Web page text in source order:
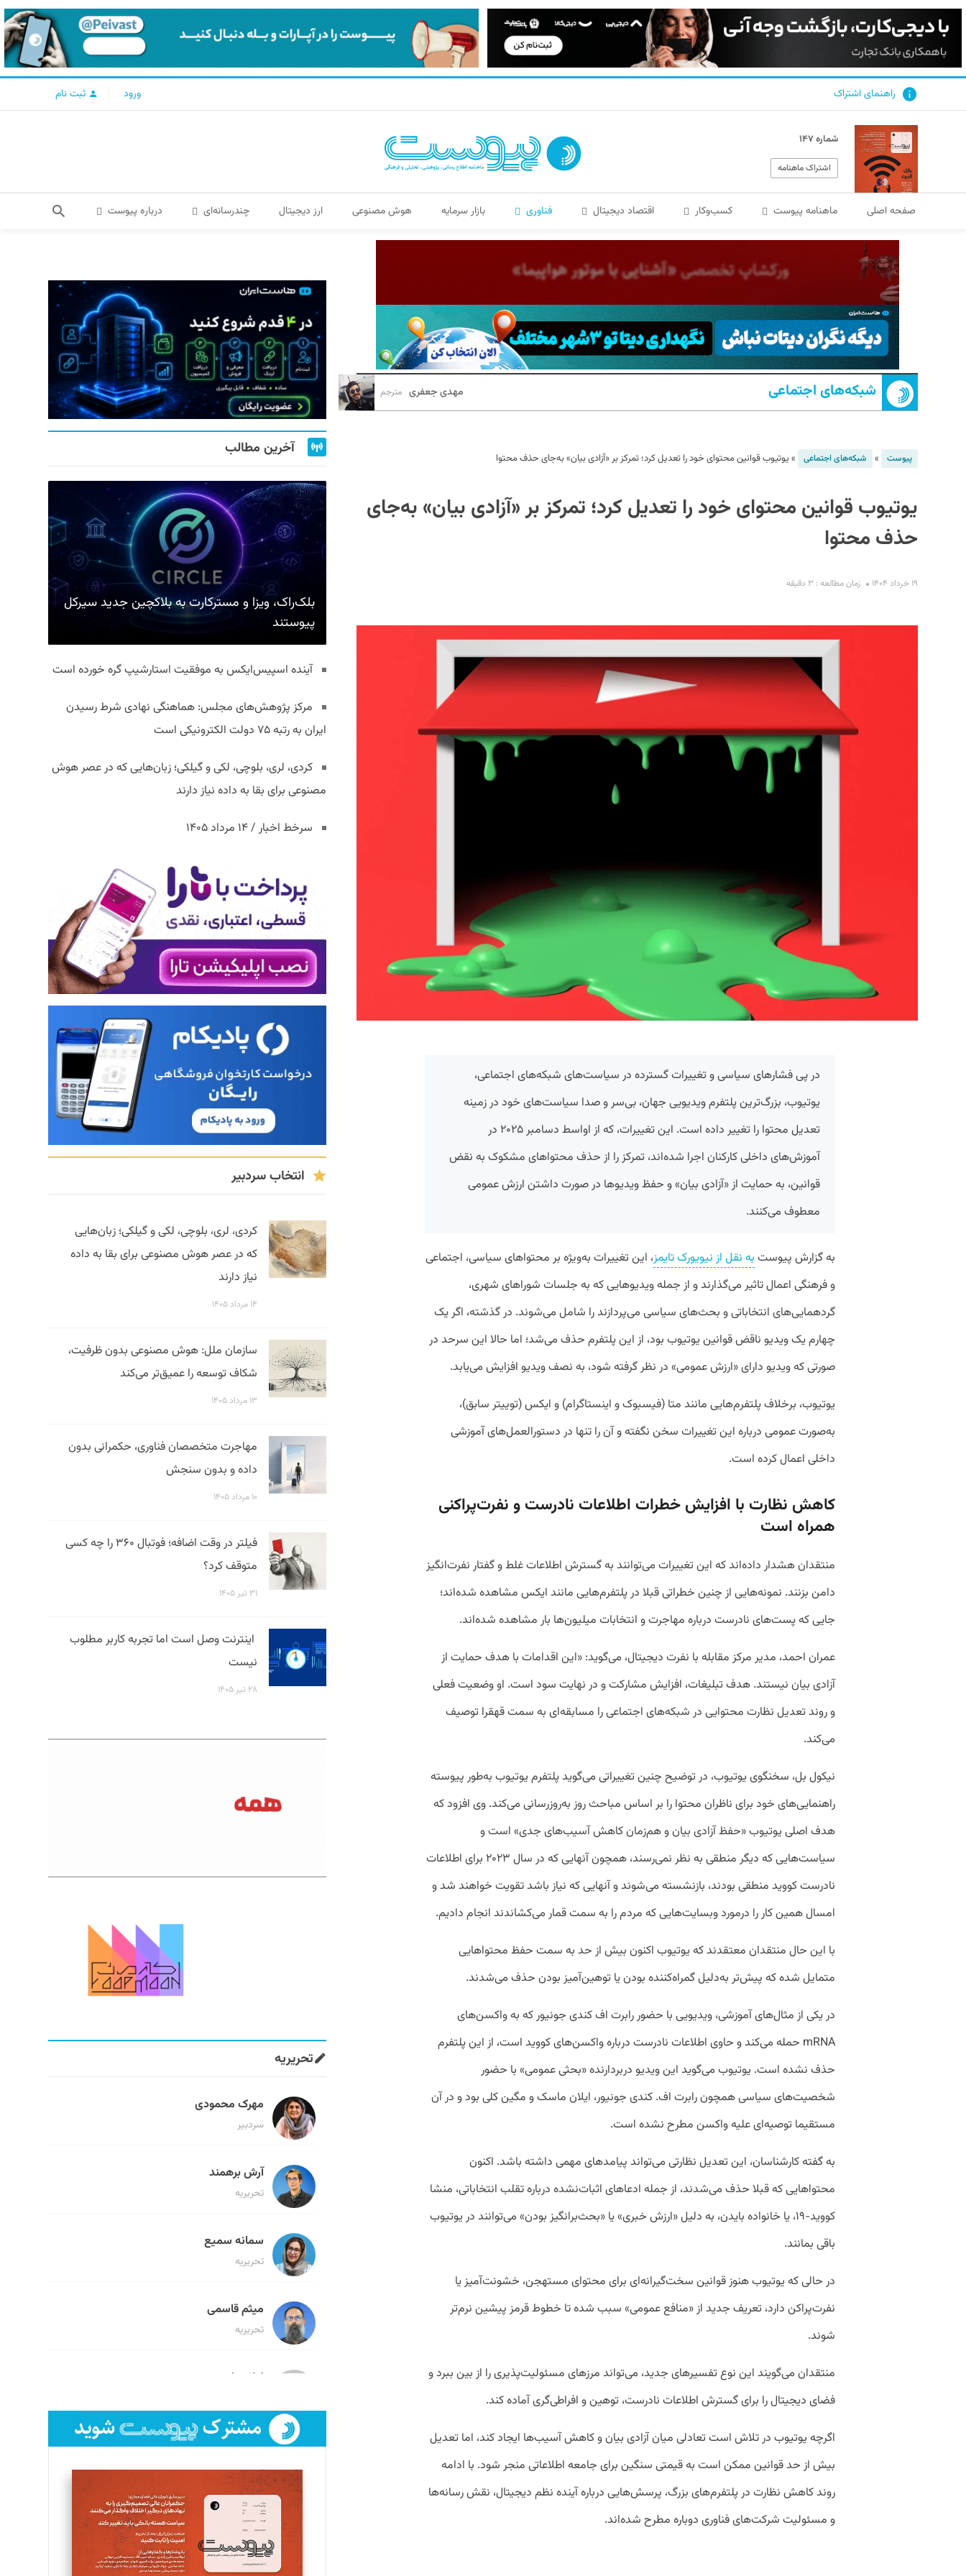
راهنمای اشتراک ورود ثبت نام
شماره ۱۴۷
اشتراک ماهنامه
صفحه اصلی ماهنامه پیوست کسب‌و‌کار اقتصاد دیجیتال فناوری بازار سرمایه هوش مصنوعی ارز دیجیتال چندرسانه‌ای درباره پیوست
شبکه‌های اجتماعی مهدی جعفری مترجم
پیوست » شبکه‌های اجتماعی » یوتیوب قوانین محتوای خود را تعدیل کرد؛ تمرکز بر «آزادی بیان» به‌جای حذف محتوا
یوتیوب قوانین محتوای خود را تعدیل کرد؛ تمرکز بر «آزادی بیان» به‌جای
حذف محتوا
۱۹ خرداد ۱۴۰۴ زمان مطالعه : ۳ دقیقه
در پی فشارهای سیاسی و تغییرات گسترده در سیاست‌های شبکه‌های اجتماعی،
یوتیوب، بزرگ‌ترین پلتفرم ویدیویی جهان، بی‌سر و صدا سیاست‌های خود در زمینه
تعدیل محتوا را تغییر داده است. این تغییرات، که از اواسط دسامبر ۲۰۲۵ در
آموزش‌های داخلی کارکنان اجرا شده‌اند، تمرکز را از حذف محتواهای مشکوک به نقض
قوانین، به حمایت از «آزادی بیان» و حفظ ویدیوها در صورت داشتن ارزش عمومی
معطوف می‌کنند.
به گزارش پیوست به نقل از نیویورک تایمز، این تغییرات به‌ویژه بر محتواهای سیاسی، اجتماعی
و فرهنگی اعمال تاثیر می‌گذارند و از جمله ویدیوهایی که به جلسات شوراهای شهری،
گردهمایی‌های انتخاباتی و بحث‌های سیاسی می‌پردازند را شامل می‌شوند. در گذشته، اگر یک
چهارم یک ویدیو ناقض قوانین یوتیوب بود، از این پلتفرم حذف می‌شد؛ اما حالا این سرحد در
صورتی که ویدیو دارای «ارزش عمومی» در نظر گرفته شود، به نصف ویدیو افزایش می‌یابد.
یوتیوب، برخلاف پلتفرم‌هایی مانند متا (فیسبوک و اینستاگرام) و ایکس (توییتر سابق)،
به‌صورت عمومی درباره این تغییرات سخن نگفته و آن را تنها در دستورالعمل‌های آموزشی
داخلی اعمال کرده است.
کاهش نظارت با افزایش خطرات اطلاعات نادرست و نفرت‌پراکنی
همراه است
منتقدان هشدار داده‌اند که این تغییرات می‌توانند به گسترش اطلاعات غلط و گفتار نفرت‌انگیز
دامن بزنند. نمونه‌هایی از چنین خطراتی قبلا در پلتفرم‌هایی مانند ایکس مشاهده شده‌اند؛
جایی که پست‌های نادرست درباره مهاجرت و انتخابات میلیون‌ها بار مشاهده شده‌اند.
عمران احمد، مدیر مرکز مقابله با نفرت دیجیتال، می‌گوید: «این اقدامات با هدف حمایت از
آزادی بیان نیستند. هدف تبلیغات، افزایش مشارکت و در نهایت سود است. او وضعیت فعلی
و روند تعدیل نظارت محتوایی در شبکه‌های اجتماعی را مسابقه‌ای به سمت قهقرا توصیف
می‌کند.
نیکول بل، سخنگوی یوتیوب، در توضیح چنین تغییراتی می‌گوید پلتفرم یوتیوب به‌طور پیوسته
راهنمایی‌های خود برای ناظران محتوا را بر اساس مباحث روز به‌روزرسانی می‌کند. وی افزود که
هدف اصلی یوتیوب «حفظ آزادی بیان و هم‌زمان کاهش آسیب‌های جدی» است و
سیاست‌هایی که دیگر منطقی به نظر نمی‌رسند، همچون آنهایی که در سال ۲۰۲۳ برای اطلاعات
نادرست کووید منطقی بودند، بازنشسته می‌شوند و آنهایی که نیاز باشد تقویت خواهند شد و
امسال همین کار را درمورد وبسایت‌هایی که مردم را به سمت قمار می‌کشاندند انجام دادیم.
با این حال منتقدان معتقدند که یوتیوب اکنون بیش از حد به سمت حفظ محتواهایی
متمایل شده که پیش‌تر به‌دلیل گمراه‌کننده بودن یا توهین‌آمیز بودن حذف می‌شدند.
در یکی از مثال‌های آموزشی، ویدیویی با حضور رابرت اف‌ کندی جونیور که به واکسن‌های
mRNA حمله می‌کند و حاوی اطلاعات نادرست درباره واکسن‌های کووید است، از این پلتفرم
حذف نشده است. یوتیوب می‌گوید این ویدیو دربردارنده «بحثی عمومی» با حضور
شخصیت‌های سیاسی همچون رابرت اف. کندی جونیور، ایلان ماسک و مگین کلی بود و در آن
مستقیما توصیه‌ای علیه واکسن مطرح نشده است.
به گفته کارشناسان، این تعدیل نظارتی می‌تواند پیامدهای مهمی داشته باشد. اکنون
محتواهایی که قبلا حذف می‌شدند، از جمله ادعاهای اثبات‌نشده درباره تقلب انتخاباتی، منشا
کووید-۱۹، یا خانواده بایدن، به دلیل «ارزش خبری» یا «بحث‌برانگیز بودن» می‌توانند در یوتیوب
باقی بمانند.
در حالی که یوتیوب هنوز قوانین سخت‌گیرانه‌ای برای محتوای مستهجن، خشونت‌آمیز یا
نفرت‌پراکن دارد، تعریف جدید از «منافع عمومی» سبب شده تا خطوط قرمز پیشین نرم‌تر
شوند.
منتقدان می‌گویند این نوع تفسیرهای جدید، می‌تواند مرزهای مسئولیت‌پذیری را از بین ببرد و
فضای دیجیتال را برای گسترش اطلاعات نادرست، توهین و افراطی‌گری آماده کند.
اگرچه یوتیوب در تلاش است تعادلی میان آزادی بیان و کاهش آسیب‌ها ایجاد کند، اما تعدیل
بیش از حد قوانین ممکن است به قیمتی سنگین برای جامعه اطلاعاتی منجر شود. با ادامه
روند کاهش نظارت در پلتفرم‌های بزرگ، پرسش‌هایی درباره آینده نظم دیجیتال، نقش رسانه‌ها
و مسئولیت شرکت‌های فناوری دوباره مطرح شده‌اند.
آخرین مطالب
بلک‌راک، ویزا و مسترکارت به بلاکچین جدید سیرکل
پیوستند
آینده اسپیس‌ایکس به موفقیت استارشیپ گره خورده است
مرکز پژوهش‌های مجلس: هماهنگی نهادی شرط رسیدن
ایران به رتبه ۷۵ دولت الکترونیکی است
کردی، لری، بلوچی، لکی و گیلکی؛ زبان‌هایی که در عصر هوش
مصنوعی برای بقا به داده نیاز دارند
سرخط اخبار / ۱۴ مرداد ۱۴۰۵
انتخاب سردبیر
کردی، لری، بلوچی، لکی و گیلکی؛ زبان‌هایی
که در عصر هوش مصنوعی برای بقا به داده
نیاز دارند
۱۴ مرداد ۱۴۰۵
سازمان ملل: هوش مصنوعی بدون ظرفیت،
شکاف توسعه را عمیق‌تر می‌کند
۱۳ مرداد ۱۴۰۵
مهاجرت متخصصان فناوری، حکمرانی بدون
داده و بدون سنجش
۱۰ مرداد ۱۴۰۵
فیلتر در وقت اضافه؛ فوتبال ۳۶۰ را چه کسی
متوقف کرد؟
۳۱ تیر ۱۴۰۵
اینترنت وصل است اما تجربه کاربر مطلوب
نیست
۲۸ تیر ۱۴۰۵
تحریریه
مهرک محمودی
سردبیر
آرش برهمند
تحریریه
سمانه سمیع
تحریریه
میثم قاسمی
تحریریه
لیلا حنارود
فائزه فتحی رستمی
تحریریه
سروش کرمیان
تحریریه